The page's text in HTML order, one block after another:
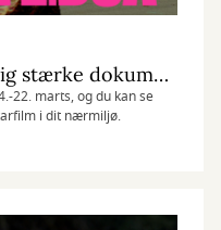
GENTOFTE:DOX giver dig stærke dokumentarfilm
22. marts, og du kan se
i dit nærmiljø.